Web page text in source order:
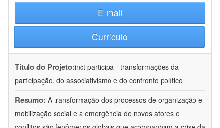
E-mail
Currículo
Título do Projeto:inct participa - transformações da
participação, do associativismo e do confronto político
Resumo: A transformação dos processos de organização e
mobilização social e a emergência de novos atores e